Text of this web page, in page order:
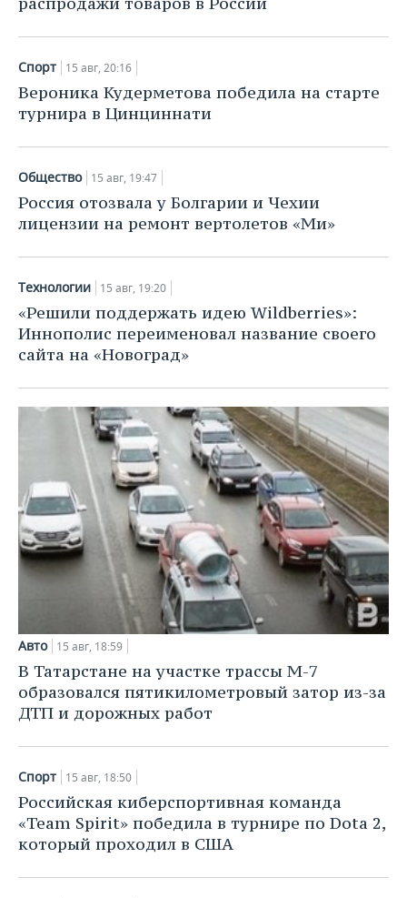
Спорт 15 авг, 20:16
Вероника Кудерметова победила на старте
турнира в Цинциннати
Общество 15 авг, 19:47
Россия отозвала у Болгарии и Чехии
лицензии на ремонт вертолетов «Ми»
Технологии 15 авг, 19:20
«Решили поддержать идею Wildberries»:
Иннополис переименовал название своего
сайта на «Новоград»
Авто 15 авг, 18:59
В Татарстане на участке трассы М-7
образовался пятикилометровый затор из-за
ДТП и дорожных работ
Спорт 15 авг, 18:50
Российская киберспортивная команда
«Team Spirit» победила в турнире по Dota 2,
который проходил в США